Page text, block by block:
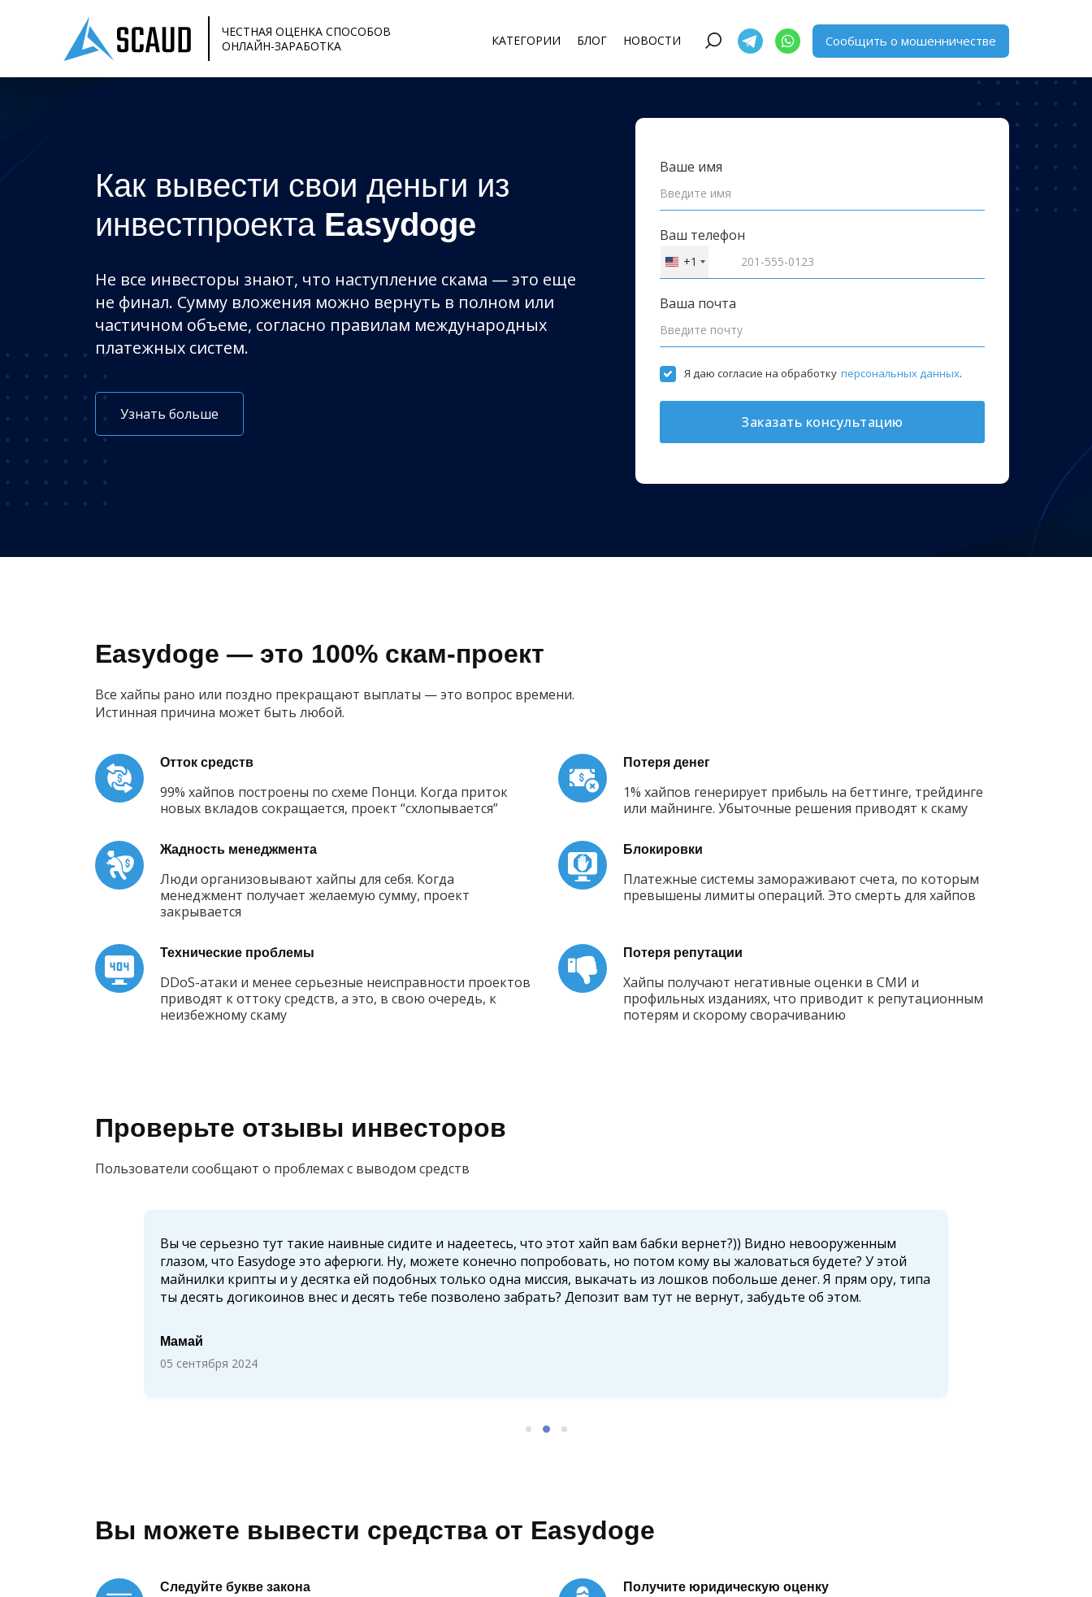
ЧЕСТНАЯ ОЦЕНКА СПОСОБОВ
ОНЛАЙН-ЗАРАБОТКА
КАТЕГОРИИ БЛОГ НОВОСТИ Сообщить о мошенничестве
Как вывести свои деньги из
инвестпроекта Easydoge
Не все инвесторы знают, что наступление скама — это еще
не финал. Сумму вложения можно вернуть в полном или
частичном объеме, согласно правилам международных
платежных систем.
Узнать больше
Ваше имя
Ваш телефон
United
States
+1
+1
Ваша почта
Я даю согласие на обработку персональных данных.
Заказать консультацию
Easydoge — это 100% скам-проект
Все хайпы рано или поздно прекращают выплаты — это вопрос времени.
Истинная причина может быть любой.
Отток средств
99% хайпов построены по схеме Понци. Когда приток
новых вкладов сокращается, проект “схлопывается”
Потеря денег
1% хайпов генерирует прибыль на беттинге, трейдинге
или майнинге. Убыточные решения приводят к скаму
Жадность менеджмента
Люди организовывают хайпы для себя. Когда
менеджмент получает желаемую сумму, проект
закрывается
Блокировки
Платежные системы замораживают счета, по которым
превышены лимиты операций. Это смерть для хайпов
Технические проблемы
DDoS-атаки и менее серьезные неисправности проектов
приводят к оттоку средств, а это, в свою очередь, к
неизбежному скаму
Потеря репутации
Хайпы получают негативные оценки в СМИ и
профильных изданиях, что приводит к репутационным
потерям и скорому сворачиванию
Проверьте отзывы инвесторов
Пользователи сообщают о проблемах с выводом средств
Вы че серьезно тут такие наивные сидите и надеетесь, что этот хайп вам бабки вернет?)) Видно невооруженным
глазом, что Easydoge это аферюги. Ну, можете конечно попробовать, но потом кому вы жаловаться будете? У этой
майнилки крипты и у десятка ей подобных только одна миссия, выкачать из лошков побольше денег. Я прям ору, типа
ты десять догикоинов внес и десять тебе позволено забрать? Депозит вам тут не вернут, забудьте об этом.
Мамай
05 сентября 2024
Вы можете вывести средства от Easydoge
Следуйте букве закона Получите юридическую оценку